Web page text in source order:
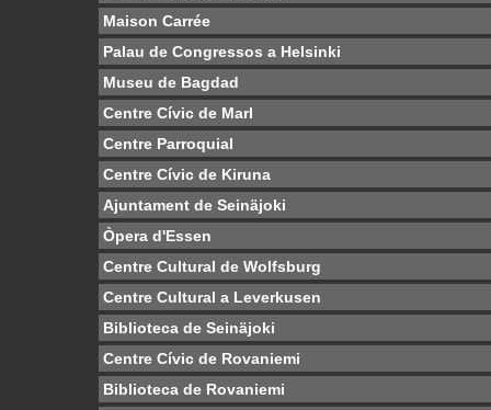
Maison Carrée
Palau de Congressos a Helsinki
Museu de Bagdad
Centre Cívic de Marl
Centre Parroquial
Centre Cívic de Kiruna
Ajuntament de Seinäjoki
Òpera d'Essen
Centre Cultural de Wolfsburg
Centre Cultural a Leverkusen
Biblioteca de Seinäjoki
Centre Cívic de Rovaniemi
Biblioteca de Rovaniemi